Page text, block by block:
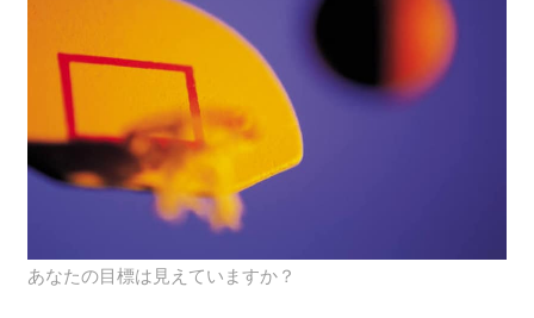
あなたの目標は見えていますか？